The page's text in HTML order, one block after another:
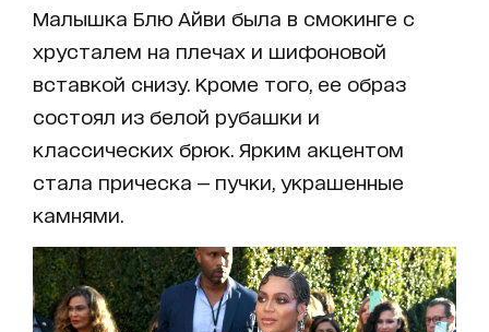
Малышка Блю Айви была в смокинге с
хрусталем на плечах и шифоновой
вставкой снизу. Кроме того, ее образ
состоял из белой рубашки и
классических брюк. Ярким акцентом
стала прическа — пучки, украшенные
камнями.